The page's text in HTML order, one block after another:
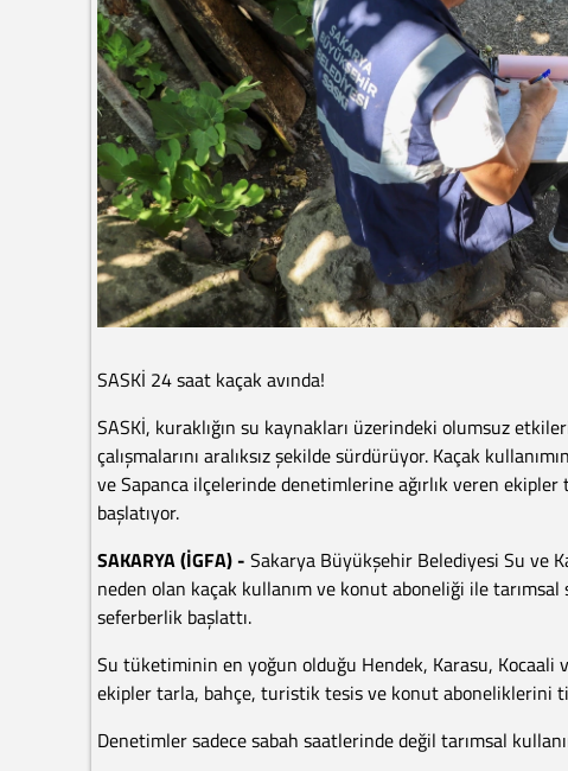
SASKİ 24 saat kaçak avında!
SASKİ, kuraklığın su kaynakları üzerindeki olumsuz
çalışmalarını aralıksız şekilde sürdürüyor. Kaçak
ve Sapanca ilçelerinde denetimlerine ağırlık veren
başlatıyor.
SAKARYA (İGFA) - Sakarya Büyükşehir Belediyesi Su ve
neden olan kaçak kullanım ve konut aboneliği ile tarımsal
seferberlik başlattı.
Su tüketiminin en yoğun olduğu Hendek, Karasu,
ekipler tarla, bahçe, turistik tesis ve konut aboneliklerini
Denetimler sadece sabah saatlerinde değil tarımsal